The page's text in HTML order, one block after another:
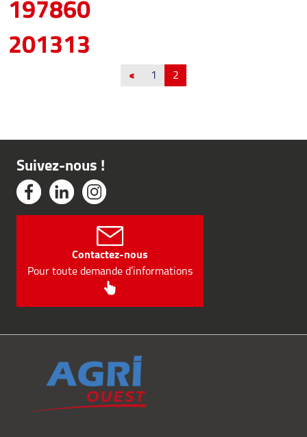
197860
201313
< 1 2
Suivez-nous !
Contactez-nous
Pour toute demande d’informations